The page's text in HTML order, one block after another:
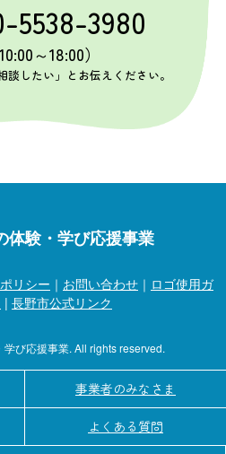
5538-3980
～18:00）
談したい」とお伝えください。
体験・学び応援事業
リシー ｜ お問い合わせ ｜ ロゴ使用ガ
| 長野市公式リンク
び応援事業. All rights reserved.
事業者のみなさま
よくある質問